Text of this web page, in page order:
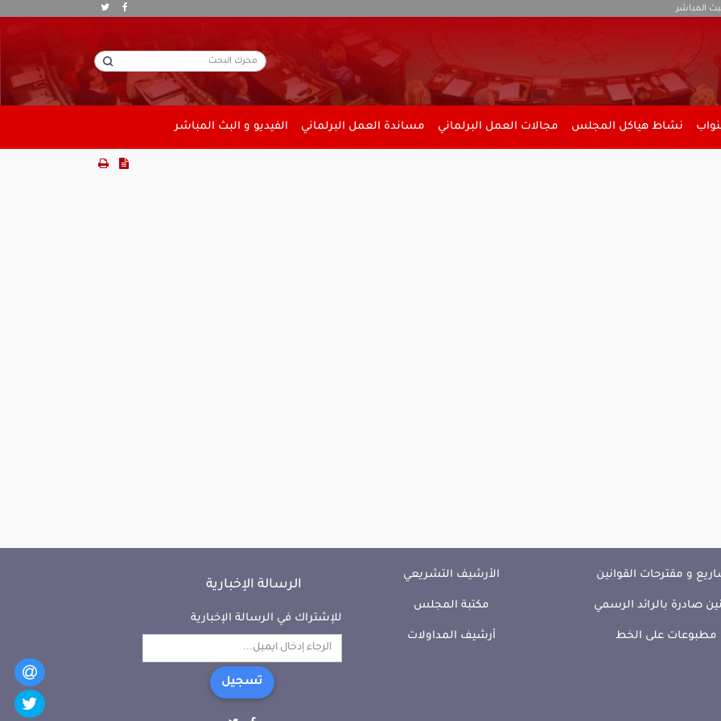
المباشر
نشاط هياكل المجلس مجالات العمل البرلماني مساندة العمل البرلماني الفيديو و البث المباشر
و مقترحات القوانين
صادرة بالرائد الرسمي
مطبوعات على الخط
الأرشيف التشريعي
مكتبة المجلس
أرشيف المداولات
الرسالة الإخبارية
للإشتراك في الرسالة الإخبارية
تسجيل